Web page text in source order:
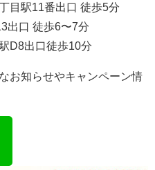
目駅11番出口 徒歩5分
出口 徒歩6〜7分
D8出口徒歩10分
お知らせやキャンペーン情